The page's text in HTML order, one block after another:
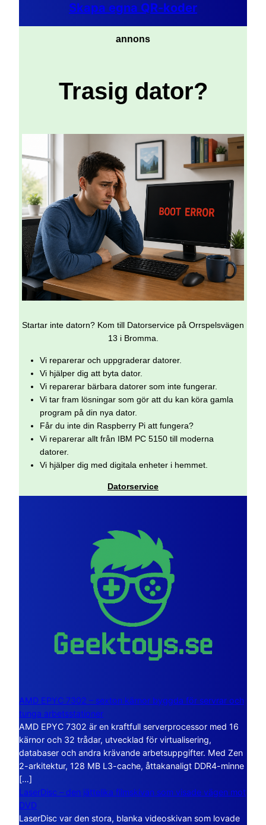
Skapa egna QR-koder
annons
Trasig dator?
Startar inte datorn? Kom till Datorservice på Orrspelsvägen
13 i Bromma.
Vi reparerar och uppgraderar datorer.
Vi hjälper dig att byta dator.
Vi reparerar bärbara datorer som inte fungerar.
Vi tar fram lösningar som gör att du kan köra gamla
program på din nya dator.
Får du inte din Raspberry Pi att fungera?
Vi reparerar allt från IBM PC 5150 till moderna
datorer.
Vi hjälper dig med digitala enheter i hemmet.
Datorservice
AMD EPYC 7302 – sexton kärnor byggda för servrar och
tunga arbetsstationer
AMD EPYC 7302 är en kraftfull serverprocessor med 16
kärnor och 32 trådar, utvecklad för virtualisering,
databaser och andra krävande arbetsuppgifter. Med Zen
2-arkitektur, 128 MB L3-cache, åttakanaligt DDR4-minne
[…]
LaserDisc – den jättelika filmskivan som visade vägen mot
DVD
LaserDisc var den stora, blanka videoskivan som lovade